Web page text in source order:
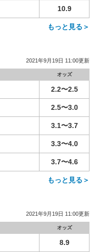
10.9
もっと見る＞
2021年9月19日 11:00更新
オッズ
2.2〜2.5
2.5〜3.0
3.1〜3.7
3.3〜4.0
3.7〜4.6
もっと見る＞
2021年9月19日 11:00更新
オッズ
8.9